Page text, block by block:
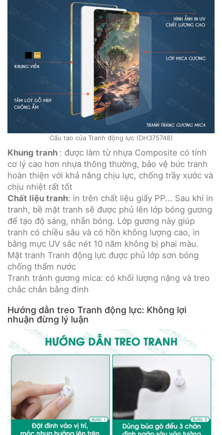
Cấu tạo của Tranh động lực (DH375748)
Khung tranh : được làm từ nhựa Composite có tính
cơ lý cao hơn nhựa thông thường, bảo vệ bức tranh
hoàn thiện với khả năng chịu lực, chống trầy xước và
chịu nhiệt rất tốt
Chất liệu tranh: in trên chất liệu giấy PP... Sau khi in
tranh, bề mặt tranh sẽ được phủ lên lớp bóng gương
để tạo độ sáng, nhẵn bóng. Lớp gương này giúp
tranh có chiều sâu và có hồn không lượng cao, in
bằng mực UV sắc nét 10 năm không bị phai màu.
Mặt tranh Tranh động lực được phủ lớp sơn bóng
chống thấm nước
Tranh tránh gương mica: có khối lượng nặng và treo
chắc chắn bằng đinh
Hướng dẫn treo Tranh động lực: Không lợi
nhuận đừng lý luận